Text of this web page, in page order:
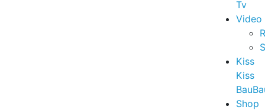
Tv
Video
Kiss
Kiss
Shop